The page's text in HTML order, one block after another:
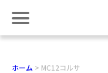
ホーム MC12コルサ